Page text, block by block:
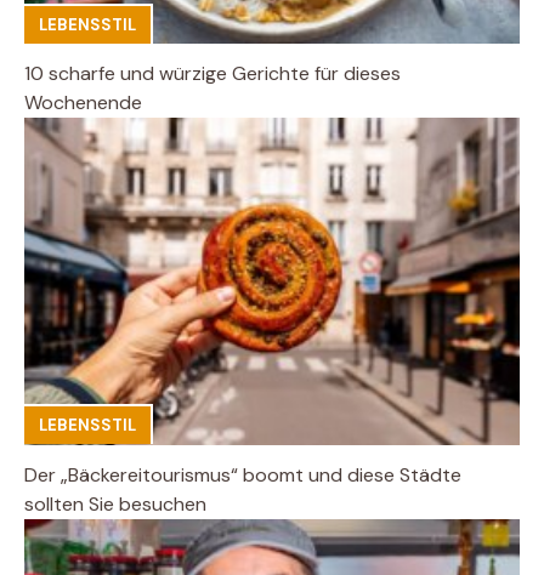
LEBENSSTIL
10 scharfe und würzige Gerichte für dieses
Wochenende
LEBENSSTIL
Der „Bäckereitourismus“ boomt und diese Städte
sollten Sie besuchen